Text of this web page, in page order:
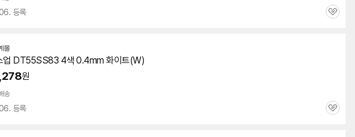
등록
관
몰
업 DT55SS83 4색 0.4mm 화이트(W)
원
송
등록
관